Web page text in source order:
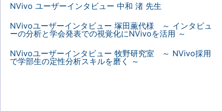
NVivo ユーザーインタビュー 中和 渚 先生
NVivoユーザーインタビュー 塚田薫代様 ～ インタビュ
ーの分析と学会発表での視覚化にNVivoを活用 ～
NVivoユーザーインタビュー 牧野研究室 ～ NVivo採用
で学部生の定性分析スキルを磨く ～